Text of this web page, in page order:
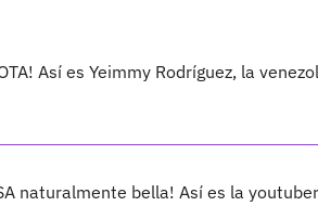
Así es Yeimmy Rodríguez, la
naturalmente bella! Así es la